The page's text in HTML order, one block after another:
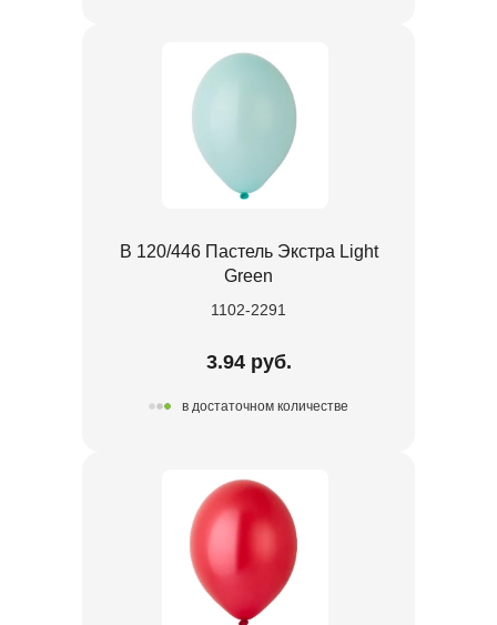
В 120/446 Пастель Экстра Light
Green
1102-2291
3.94 руб.
в достаточном количестве